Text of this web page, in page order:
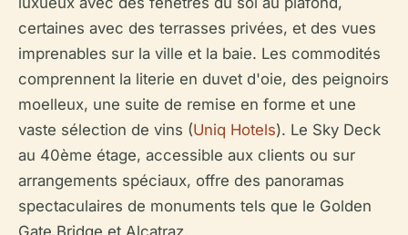
certaines avec des terrasses privées, et des vues
imprenables sur la ville et la baie. Les commodités
comprennent la literie en duvet d'oie, des peignoirs
moelleux, une suite de remise en forme et une
vaste sélection de vins (Uniq Hotels). Le Sky Deck
au 40ème étage, accessible aux clients ou sur
arrangements spéciaux, offre des panoramas
spectaculaires de monuments tels que le Golden